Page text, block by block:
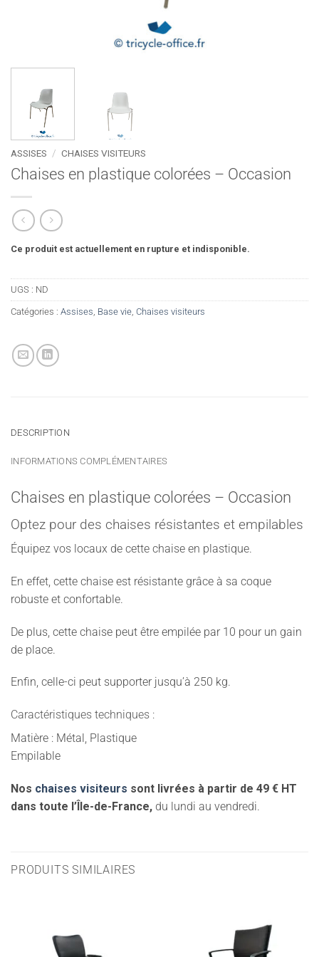
ASSISES / CHAISES VISITEURS
Chaises en plastique colorées – Occasion
Ce produit est actuellement en rupture et indisponible.
UGS : ND
Catégories : Assises, Base vie, Chaises visiteurs
DESCRIPTION
INFORMATIONS COMPLÉMENTAIRES
Chaises en plastique colorées – Occasion
Optez pour des chaises résistantes et empilables
Équipez vos locaux de cette chaise en plastique.
En effet, cette chaise est résistante grâce à sa coque
robuste et confortable.
De plus, cette chaise peut être empilée par 10 pour un gain
de place.
Enfin, celle-ci peut supporter jusqu’à 250 kg.
Caractéristiques techniques :
Matière : Métal, Plastique
Empilable
Nos chaises visiteurs sont livrées à partir de 49 € HT
dans toute l’Île-de-France, du lundi au vendredi.
PRODUITS SIMILAIRES